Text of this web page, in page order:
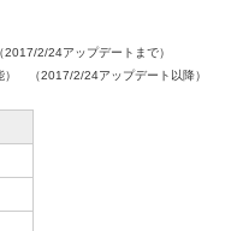
2/24アップデートまで）
） （2017/2/24アップデート以降）